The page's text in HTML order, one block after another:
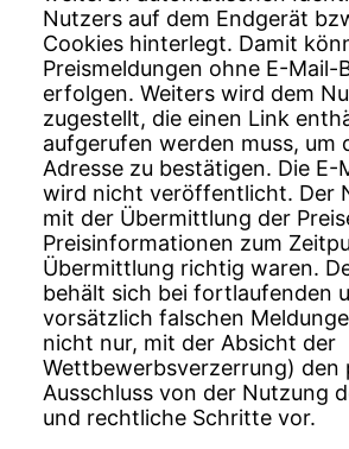
Nutzers auf dem Endgerät
Cookies hinterlegt. Damit
Preismeldungen ohne E-Mail-
erfolgen. Weiters wird dem
zugestellt, die einen Link
aufgerufen werden muss, um
Adresse zu bestätigen. Die E-
wird nicht veröffentlicht. Der
mit der Übermittlung der
Preisinformationen zum
Übermittlung richtig waren.
behält sich bei fortlaufenden
vorsätzlich falschen
nicht nur, mit der Absicht der
Wettbewerbsverzerrung) den
Ausschluss von der Nutzung
und rechtliche Schritte vor.